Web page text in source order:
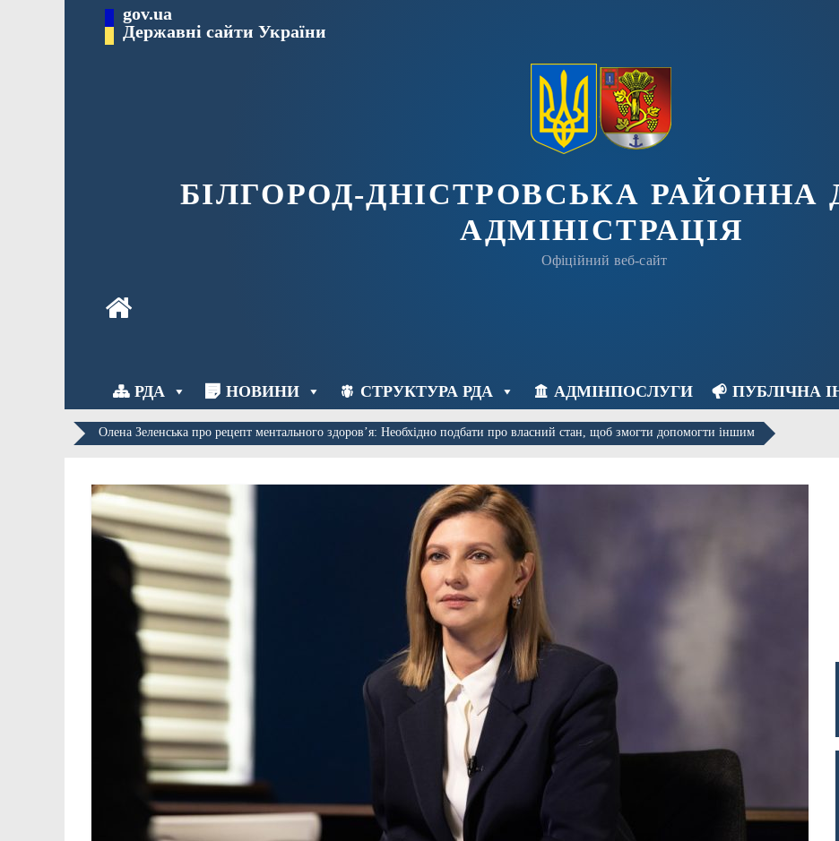
gov.ua
Державні сайти України
БІЛГОРОД-ДНІСТРОВСЬКА РАЙОННА
АДМІНІСТРАЦІЯ
Офіційний веб-сайт
РДА НОВИНИ СТРУКТУРА РДА АДМІНПОСЛУГИ ПУБЛІЧНА
Олена Зеленська про рецепт ментального здоров’я: Необхідно подбати про власний стан, щоб змогти допомогти іншим